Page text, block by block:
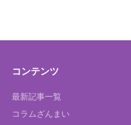
コンテンツ
最新記事一覧
コラムざんまい